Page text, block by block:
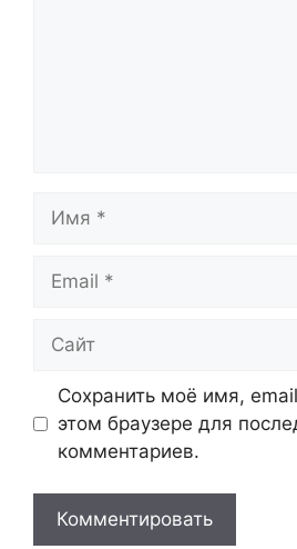
Сохранить моё имя,
этом браузере для
комментариев.